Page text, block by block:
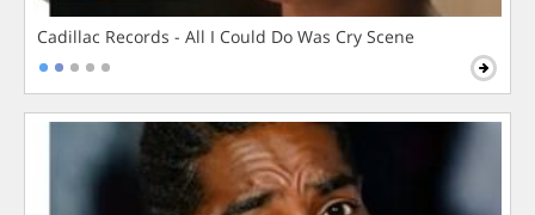
Cadillac Records - All I Could Do Was Cry Scene